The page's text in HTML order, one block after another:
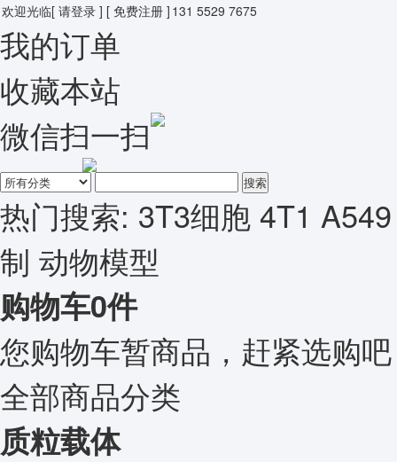
欢迎光临[ 请登录 ] [ 免费注册 ] 131 5529 7675
我的订单
收藏本站
微信扫一扫
搜索
热门搜索: 3T3细胞 4T1 A549
制 动物模型
购物车0件
您购物车暂商品，赶紧选购
全部商品分类
质粒载体